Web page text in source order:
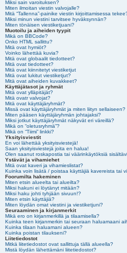
Miksi sain varoituksen?
Miten ilmoitan viestin valvojalle?
Mitä “Tallenna”-painike viestin kirjoittamisessa
Miksi minun viestini tarvitsee hyväksynnän?
Miten tönäisen viestiketjuani?
Muotoilu ja aiheiden tyypit
Mikä on BBCode?
Onko HTML sallittu?
Mitä ovat hymiöt?
Voinko lähettää kuvia?
Mitä ovat globaalit tiedotteet?
Mitä ovat tiedotteet?
Mitä ovat kiinnitetyt viestiketjut
Mitä ovat lukitut viestiketjut?
Mitä ovat aiheiden kuvakkeet?
Käyttäjätasot ja ryhmät
Mitä ovat ylläpitäjät?
Mitä ovatr valvojat?
Mitä ovat käyttäjäryhmät?
Missä ovat käyttäjäryhmät ja miten liityn sellaiseen?
Miten pääsen käyttäjäryhmän johtajaksi?
Miksi jotkut käyttäjäryhmät näkyvät eri väreillä?
Mikä on “oletusryhmä”?
Mikä on “Tiimi” linkki?
Yksityisviestit
En voi lähettää yksityisviestejä!
Saan yksityisviestejä joita en halua!
Olen saanut roskapostia tai väärinkäytöksiä
Ystävät ja vihamiehet
Mitä ovat kaveri ja vihamieslistat?
Kuinka voin lisätä / poistaa käyttäjiä kavereista tai
Foorumilta hakeminen
Miten etsin alueelta tai alueilta?
Miksi hakuni ei löytänyt mitään?
Miksi haku johti tyhjään sivuun!?
Miten etsin käyttäjiä?
Miten löydän omat viestini ja viestiketjuni?
Seuraaminen ja kirjanmerkit
Mikä ero on kirjanmerkillä ja tilaamisella?
Kuinka teen kirjanmerkin tai seuraan haluamaani
Kuinka tilaan haluamani alueen?
Kuinka poistan tilaukseni?
Liitetiedostot
Mitkä liitetiedostot ovat sallittuja tällä alueella?
Mistä löydän lähettämäni liitetiedostot?